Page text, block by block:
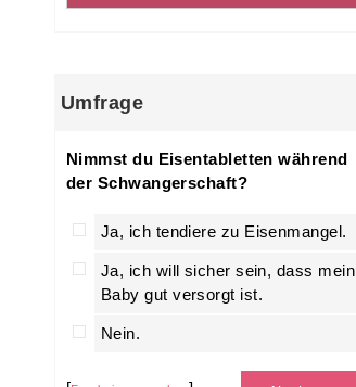
Umfrage
Nimmst du Eisentabletten während
der Schwangerschaft?
Ja, ich tendiere zu Eisenmangel.
Ja, ich will sicher sein, dass mein
Baby gut versorgt ist.
Nein.